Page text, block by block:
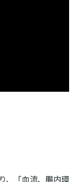
、「血流、腸内環